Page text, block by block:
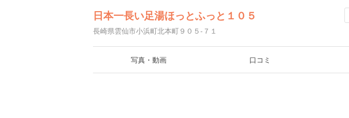
日本一長い足湯ほっとふっと１０５
長崎県雲仙市小浜町北本町９０５-７１
写真・動画 口コミ